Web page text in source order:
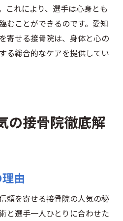
これにより、選手は心身とも
むことができるのです。愛知
寄せる接骨院は、身体と心の
る総合的なケアを提供してい
の接骨院徹底解
由
頼を寄せる接骨院の人気の秘
と選手一人ひとりに合わせた